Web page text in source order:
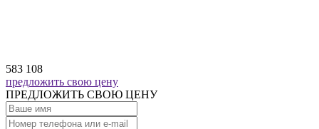
583 108
предложить свою цену
ПРЕДЛОЖИТЬ СВОЮ ЦЕНУ